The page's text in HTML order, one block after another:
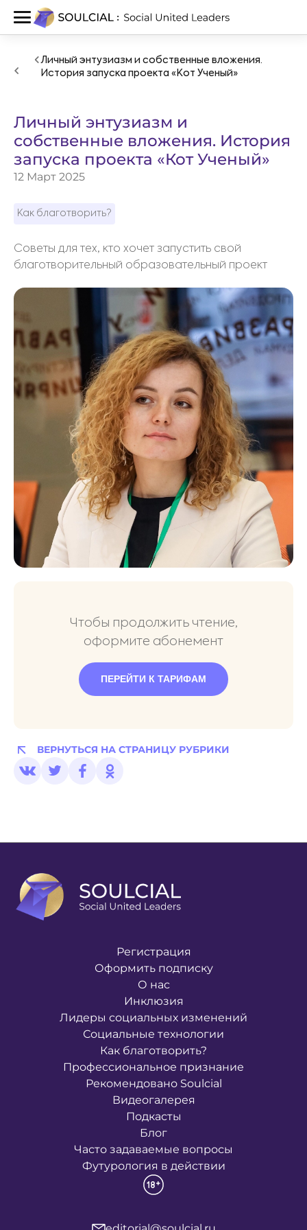
Личный энтузиазм и собственные вложения.
История запуска проекта «Кот Ученый»
Личный энтузиазм и
собственные вложения. История
запуска проекта «Кот Ученый»
12 Март 2025
Как благотворить?
Советы для тех, кто хочет запустить свой
благотворительный образовательный проект
Чтобы продолжить чтение,
оформите абонемент
ПЕРЕЙТИ К ТАРИФАМ
ВЕРНУТЬСЯ НА СТРАНИЦУ РУБРИКИ
Регистрация
Оформить подписку
О нас
Инклюзия
Лидеры социальных изменений
Социальные технологии
Как благотворить?
Профессиональное признание
Рекомендовано Soulcial
Видеогалерея
Подкасты
Блог
Часто задаваемые вопросы
Футурология в действии